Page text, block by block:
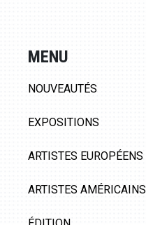
MENU
NOUVEAUTÉS
EXPOSITIONS
ARTISTES EUROPÉENS
ARTISTES AMÉRICAINS